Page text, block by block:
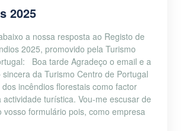
2025
a nossa resposta ao Registo de
2025, promovido pela Turismo
Boa tarde Agradeço o email e a
da Turismo Centro de Portugal
incêndios florestais como factor
actividade turística. Vou-me escusar de
vosso formulário pois, como empresa